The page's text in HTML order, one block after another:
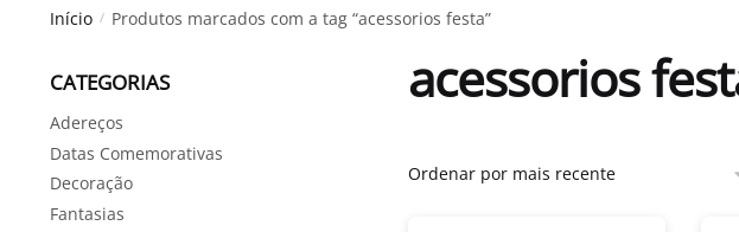
Início / Produtos marcados com a tag “acessorios festa”
acessorios
CATEGORIAS
Adereços
Datas Comemorativas
Decoração
Fantasias